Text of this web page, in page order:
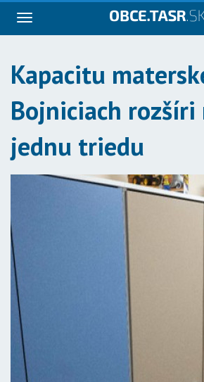
Navigácia
Kapacitu
Bojniciach rozšíri
jednu triedu